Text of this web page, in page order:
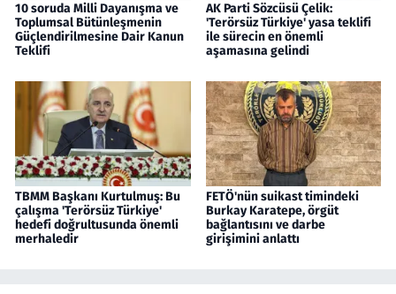
10 soruda Milli Dayanışma ve
Toplumsal Bütünleşmenin
Güçlendirilmesine Dair Kanun
Teklifi
AK Parti Sözcüsü Çelik:
'Terörsüz Türkiye' yasa teklifi
ile sürecin en önemli
aşamasına gelindi
TBMM Başkanı Kurtulmuş: Bu
çalışma 'Terörsüz Türkiye'
hedefi doğrultusunda önemli
merhaledir
FETÖ'nün suikast timindeki
Burkay Karatepe, örgüt
bağlantısını ve darbe
girişimini anlattı